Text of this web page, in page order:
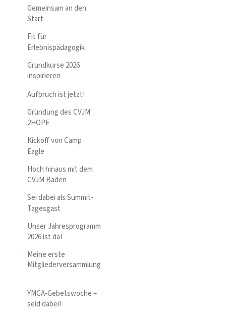
Gemeinsam an den
Start
Fit für
Erlebnispädagogik
Grundkurse 2026
inspirieren
Aufbruch ist jetzt!
Gründung des CVJM
2HOPE
Kickoff von Camp
Eagle
Hoch hinaus mit dem
CVJM Baden
Sei dabei als Summit-
Tagesgast
Unser Jahresprogramm
2026 ist da!
Meine erste
Mitgliederversammlung
YMCA-Gebetswoche –
seid dabei!